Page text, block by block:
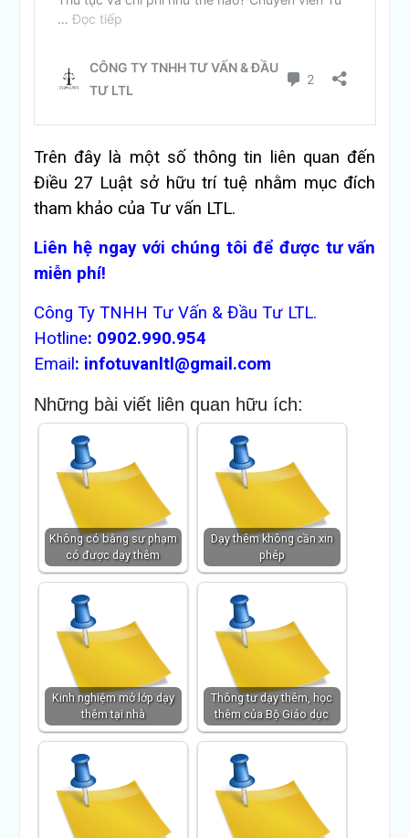
Trên đây là một số thông tin liên quan đến
Điều 27 Luật sở hữu trí tuệ nhằm mục đích
tham khảo của Tư vấn LTL.
Liên hệ ngay với chúng tôi để được tư vấn
miễn phí!
Công Ty TNHH Tư Vấn & Đầu Tư LTL.
Hotline: 0902.990.954
Email: infotuvanltl@gmail.com
Những bài viết liên quan hữu ích:
Không có bằng sư phạm
có được dạy thêm
Dạy thêm không cần xin
phép
Kinh nghiệm mở lớp dạy
thêm tại nhà
Thông tư dạy thêm, học
thêm của Bộ Giáo dục